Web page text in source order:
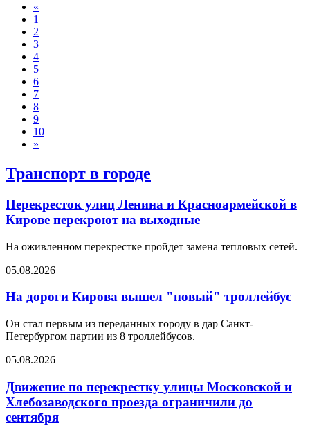
«
1
2
3
4
5
6
7
8
9
10
»
Транспорт в городе
Перекресток улиц Ленина и Красноармейской в
Кирове перекроют на выходные
На оживленном перекрестке пройдет замена тепловых сетей.
05.08.2026
На дороги Кирова вышел "новый" троллейбус
Он стал первым из переданных городу в дар Санкт-
Петербургом партии из 8 троллейбусов.
05.08.2026
Движение по перекрестку улицы Московской и
Хлебозаводского проезда ограничили до
сентября